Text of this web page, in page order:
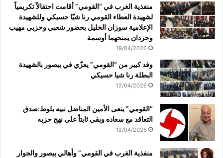
منفذية الغرب في “القومي” أقامت احتفالاً تكريمياً
لشهيدة العطاء القومي رنا شيّا حسيكي وللشهيدة
الإعلامية سوزان الخليل بحضور شعبي وحزبي مهيب
وحردان يمنحهما أوسمة
19/04/2026
وفد كبير من “القومي” يعزّي في بيصور بالشهيدة
البطلة رنا شيا حسيكي
12/04/2026
“القومي” ينعى الأمين المناضل نبيه بلوط:صدق
التعاقد مع سعاده وبقي ثابتاً على نهج حزبه
12/04/2026
منفذية الغرب في القومي” وأهالي بيصور والجوار